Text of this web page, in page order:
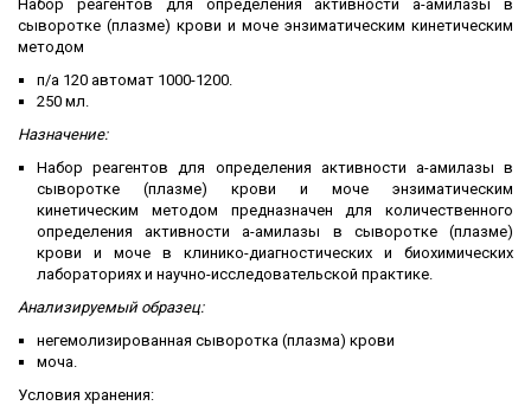
Набор реагентов для определения активности а-амилазы в
сыворотке (плазме) крови и моче энзиматическим кинетическим
методом
п/а 120 автомат 1000-1200.
250 мл.
Назначение:
Набор реагентов для определения активности а-амилазы в
сыворотке (плазме) крови и моче энзиматическим
кинетическим методом предназначен для количественного
определения активности а-амилазы в сыворотке (плазме)
крови и моче в клинико-диагностических и биохимических
лабораториях и научно-исследовательской практике.
Анализируемый образец:
негемолизированная сыворотка (плазма) крови
моча.
Условия хранения: